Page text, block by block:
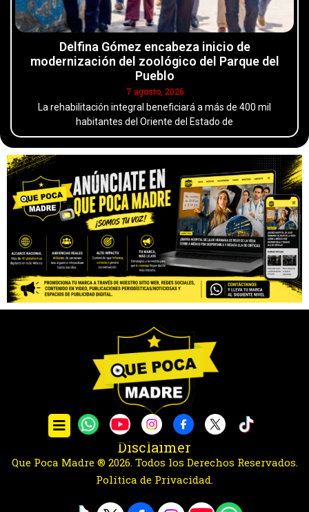
Delfina Gómez encabeza inicio de
modernización del zoológico del Parque del
Pueblo
7 agosto, 2026
La rehabilitación integral beneficiará a más de 400 mil
habitantes del Oriente del Estado de
Disclaimer
Que Poca Madre ® 2026. Todos los Derechos Reservados.
Política de Privacidad.